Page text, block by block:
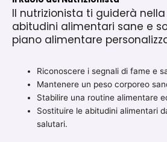
Il nutrizionista ti guiderà
abitudini alimentari sane e
piano alimentare
Riconoscere i segnali di fame e
Mantenere un peso corporeo
Stabilire una routine alimentare
Sostituire le abitudini alimentari
salutari.